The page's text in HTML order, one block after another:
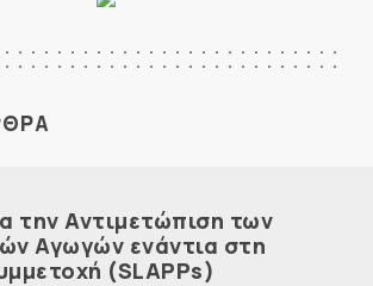
την Αντιμετώπιση των
Αγωγών ενάντια στη
(SLAPPs)